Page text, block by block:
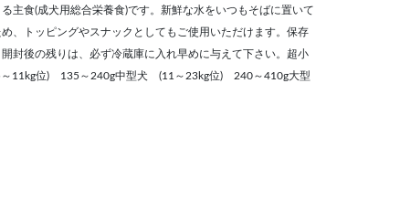
主食(成犬用総合栄養食)です。新鮮な水をいつもそばに置いて
、トッピングやスナックとしてもご使用いただけます。保存
封後の残りは、必ず冷蔵庫に入れ早めに与えて下さい。超小
11kg位) 135～240g中型犬 (11～23kg位) 240～410g大型